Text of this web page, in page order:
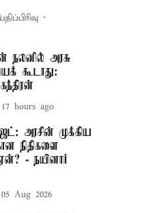
நலனில் அரசு
கூடாது:
17 hours ago
அரசின் முக்கிய
நிதிகளை
- நயினார்
05 Aug 2026